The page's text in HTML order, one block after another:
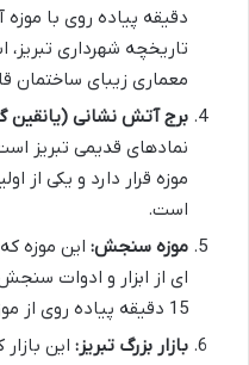
دقیقه پیاده روی با موزه
تاریخچه شهرداری
معماری زیبای ساختمان
برج آتش نشانی (یانقین
موزه قرار دارد و یکی از
است.
موزه سنجش: این موزه
15 دقیقه پیاده روی از موزه آذربایجان فاصله دارد.
بازار بزرگ تبریز: این